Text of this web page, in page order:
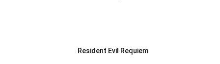
Resident Evil Requiem